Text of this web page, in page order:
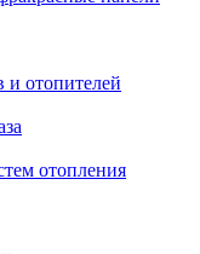
и отопителей
отопления